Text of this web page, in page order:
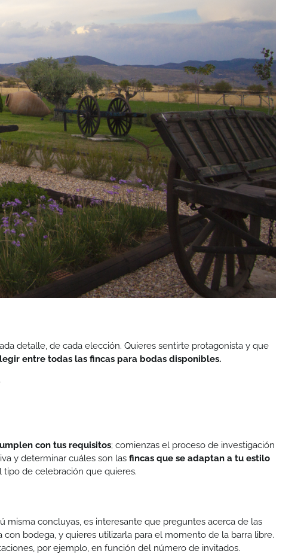
detalle, de cada elección. Quieres sentirte protagonista y que
entre todas las fincas para bodas disponibles.
con tus requisitos; comienzas el proceso de investigación
y determinar cuáles son las fincas que se adaptan a tu estilo
de celebración que quieres.
concluyas, es interesante que preguntes acerca de las
bodega, y quieres utilizarla para el momento de la barra libre.
por ejemplo, en función del número de invitados.